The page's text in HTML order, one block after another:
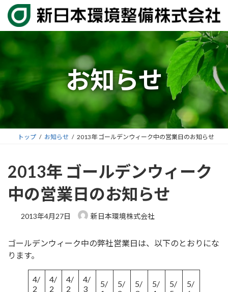
テ
ン
ツ
ス
ッ
プ
ゲ
ー
シ
ン
移
動
お知らせ
トップ お知らせ 2013年 ゴールデンウィーク中の営業日のお知らせ
2013年 ゴールデンウィーク
中の営業日のお知らせ
2013年4月27日 新日本環境株式会社
ゴールデンウィーク中の弊社営業日は、以下のとおりにな
ります。
4/
2
4/
2
4/
2
4/
3
5/
5/
5/
5/
5/
5/